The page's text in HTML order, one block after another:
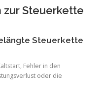
zur Steuerkette
Steuerkette
Fehler in den
oder die